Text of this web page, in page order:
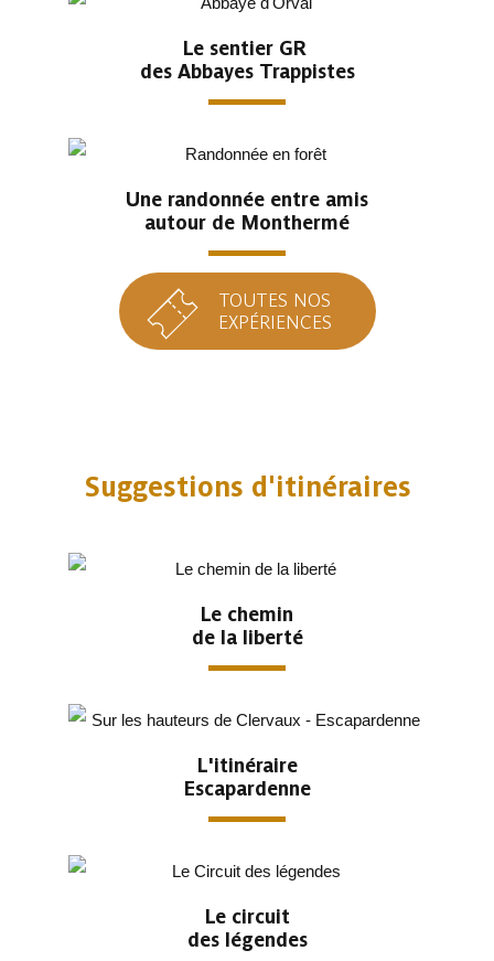
Le sentier GR
des Abbayes Trappistes
Une randonnée entre amis
autour de Monthermé
TOUTES NOS
EXPÉRIENCES
Suggestions d'itinéraires
Le chemin
de la liberté
L'itinéraire
Escapardenne
Le circuit
des légendes